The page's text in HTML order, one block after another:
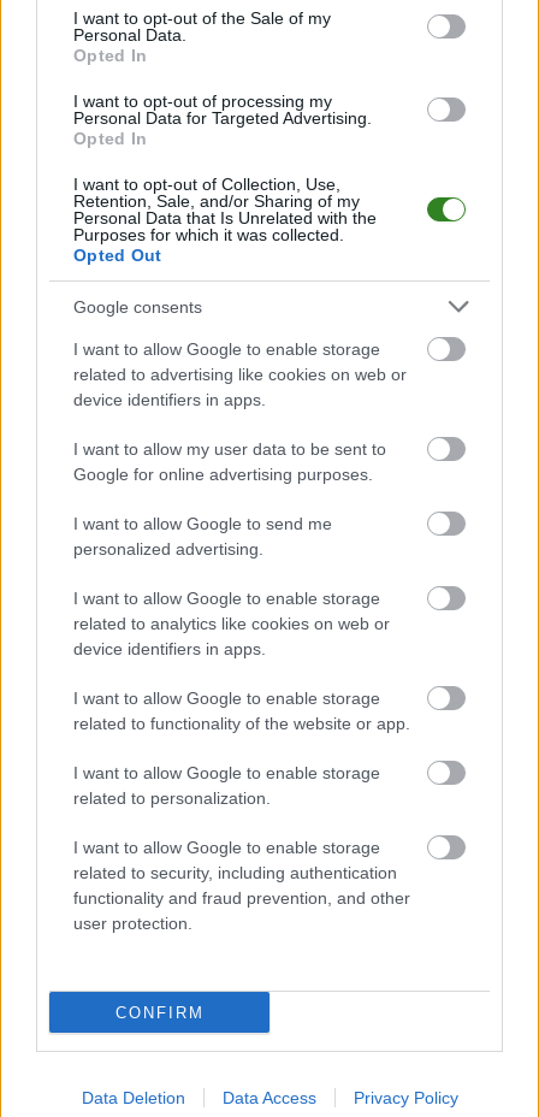
consent section.
I want to opt-out of the Sale of my
Personal Data.
Opted In
I want to opt-out of processing my
Personal Data for Targeted Advertising.
Opted In
I want to opt-out of Collection, Use,
Retention, Sale, and/or Sharing of my
Personal Data that Is Unrelated with the
Purposes for which it was collected.
Opted Out
Google consents
I want to allow Google to enable storage
related to advertising like cookies on web or
device identifiers in apps.
I want to allow my user data to be sent to
Google for online advertising purposes.
I want to allow Google to send me
personalized advertising.
I want to allow Google to enable storage
related to analytics like cookies on web or
device identifiers in apps.
I want to allow Google to enable storage
related to functionality of the website or app.
I want to allow Google to enable storage
related to personalization.
I want to allow Google to enable storage
related to security, including authentication
functionality and fraud prevention, and other
user protection.
CONFIRM
Data Deletion Data Access Privacy Policy
Analiza przed meczem: Huragan Gniewczyna vs GKS Majdan
Sieniawski
Huragan Gniewczyna - GKS Majdan Sieniawski
odbędzie się w
ramach 18. kolejki - Jarosław > Klasa A Przeworsk. Spotkanie zostanie
rozegrane w dniu 18 kwietnia 2026. Początek meczu o godz. 16:00.
Huragan Gniewczyna
przystępuje do tego spotkania w roli
gospodarza. Jak drużyna radzi sobie w sezonie 2025/2026 rozgrywek
Jarosław > Klasa A Przeworsk przed własną publicznością? Na tej stronie
możecie zobaczyć tabelę uwzględniającą tylko mecze u siebie. W tabeli
biorącej pod uwagę tylko mecze wyjazdowe możecie natomiast
sprawdzić jak spisuje się klubGKS Majdan Sieniawski.
Jarosław > Klasa A Przeworsk - sytuacja w tabeli
Przed meczami 18. kolejki - Jarosław > Klasa A Przeworsk gospodarze
(Huragan Gniewczyna) zajmują 6. miejscew tabeli. Goście (GKS Majdan
Sieniawski) plasują się na11. miejscu.
bramkowe.
na żywo, transmisja
Wynik meczu Huragan Gniewczyna - GKS Majdan Sieniawski znajdziesz na
naszej stronie zaraz po jego zakończeniu. Jeżeli szukasz informacji
Huragan Gniewczyna vs. GKS Majdan
Sieniawski - wynik, składy, strzelcy
Jeżeli w internecie lub TV dostępna jest
Huragan Gniewczyna vs. GKS Majdan Sieniawski
spotkań Jarosław > Klasa A Przeworsk na pewno znajdziesz takie
informacje na naszym portalu. Możliwe jednak, że nigdzie nie pojawi się
stream online z tego pojedynku. Śledź portal podkarpacieLIVE.pl i bądź
Asseco Resovia| Developres Rzeszów |ITA TOOLS Stal Mielec
Cellfast Wilki Krosno| Texom Stal Rzeszów|Stal Mielec
Motor Lublin|Stal Rzeszów| Stal Stalowa Wola|Wisła Kraków
Resovia|Wieczysta Kraków
Mecze dziś Wyniki LIVE Transmisje
kartki okolicznościowe